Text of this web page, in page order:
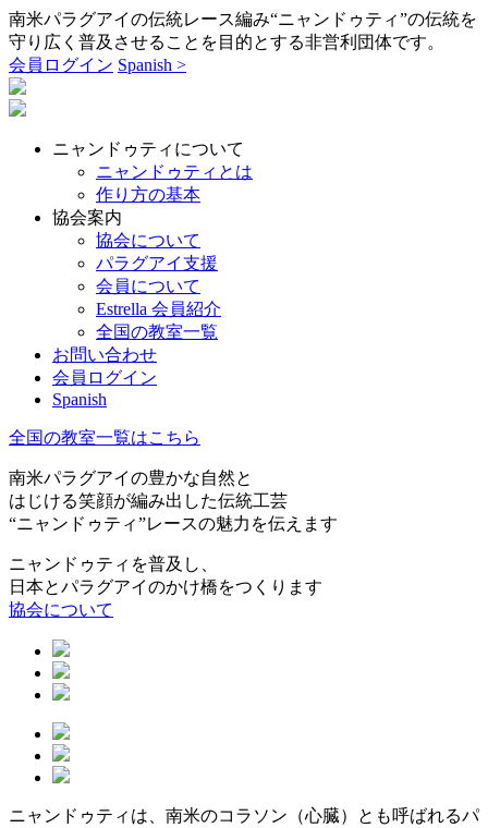
南米パラグアイの伝統レース編み“ニャンドゥティ”の伝統を
守り広く普及させることを目的とする非営利団体です。
会員ログイン Spanish >
ニャンドゥティについて
ニャンドゥティとは
作り方の基本
協会案内
協会について
パラグアイ支援
会員について
Estrella 会員紹介
全国の教室一覧
お問い合わせ
会員ログイン
Spanish
全国の教室一覧はこちら
南米パラグアイの豊かな自然と
はじける笑顔が編み出した伝統工芸
“ニャンドゥティ”レースの魅力を伝えます
ニャンドゥティを普及し、
日本とパラグアイのかけ橋をつくります
協会について
ニャンドゥティは、南米のコラソン（心臓）とも呼ばれるパ